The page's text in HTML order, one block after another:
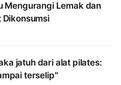
Mengurangi Lemak dan
Dikonsumsi
jatuh dari alat pilates:
terselip"